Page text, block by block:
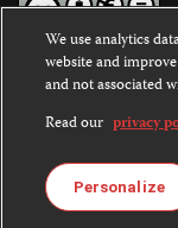
Except where noted,
Commons
International License.
Images and other
license. For more
We use analytics
website and
and not associated
Read our privacy
Personalize